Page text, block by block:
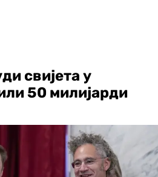
свијета у
50 милијарди